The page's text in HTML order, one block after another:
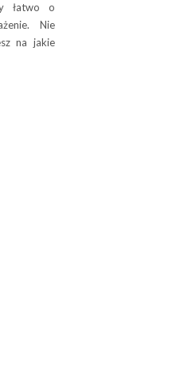
łatwo o
Nie
na jakie